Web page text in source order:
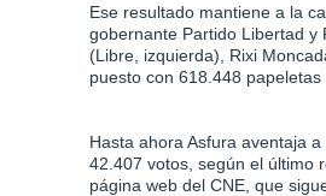
Ese resultado mantiene a la
gobernante Partido Libertad y
(Libre, izquierda), Rixi
puesto con 618.448 papeletas
Hasta ahora Asfura aventaja a
42.407 votos, según el último
página web del CNE, que